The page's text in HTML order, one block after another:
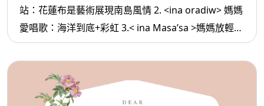
站：花蓮布是藝術展現南島風情 2. <ina oradiw> 媽媽
愛唱歌：海洋到底+彩虹 3.< ina Masa’sa >媽媽放輕
鬆:真正強大的人